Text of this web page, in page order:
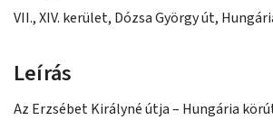
VII., XIV. kerület, Dózsa György út,
Leírás
Az Erzsébet Királyné útja – Hungária